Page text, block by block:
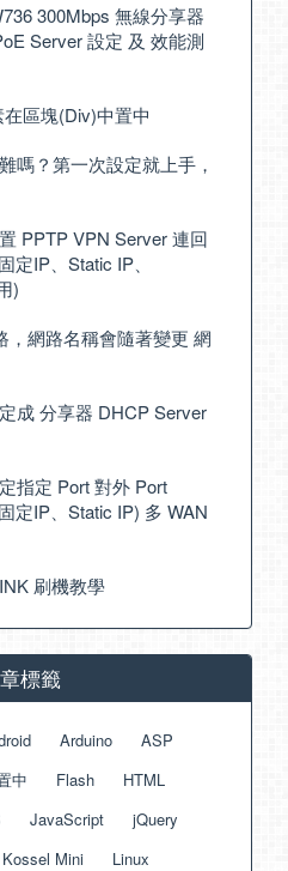
300Mbps 無線分享器
Server 設定 及 效能測
區塊(Div)中置中
嗎？第一次設定就上手，
PPTP VPN Server 連回
定IP、Static IP、
)
，網路名稱會隨著變更 網
成 分享器 DHCP Server
指定 Port 對外 Port
定IP、Static IP) 多 WAN
刷機教學
標籤
Arduino
ASP
中 Flash
HTML
JavaScript
jQuery
Kossel Mini
Linux